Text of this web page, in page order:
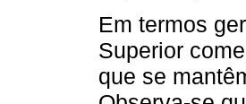
Em termos
Superior
que se